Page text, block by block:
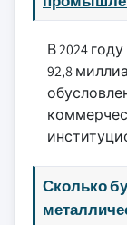
В 2024
92,8
Сколько